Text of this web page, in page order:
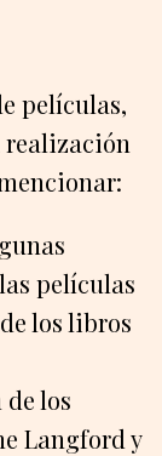
películas,
realización
películas
los libros
los
Langford y